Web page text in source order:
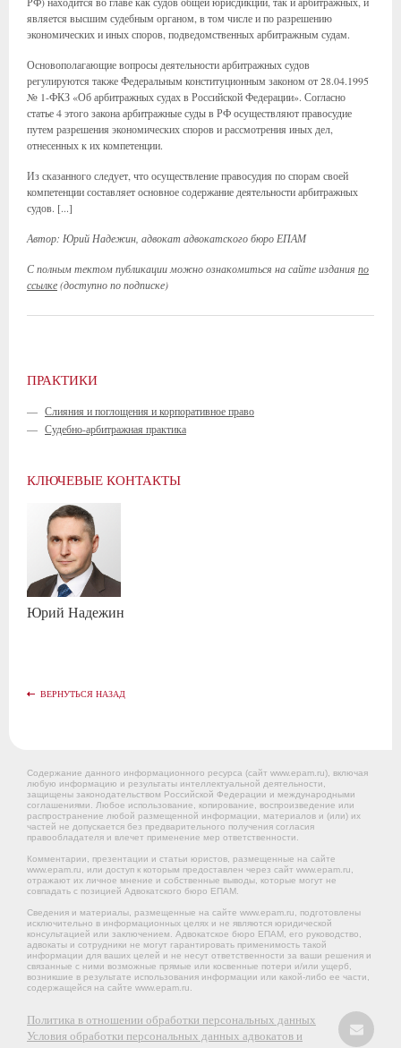
является высшим судебным органом, в том числе и по разрешению
экономических и иных споров, подведомственных арбитражным судам.
Основополагающие вопросы деятельности арбитражных судов
регулируются также Федеральным конституционным законом от 28.04.1995
№ 1-ФКЗ «Об арбитражных судах в Российской Федерации». Согласно
статье 4 этого закона арбитражные суды в РФ осуществляют правосудие
путем разрешения экономических споров и рассмотрения иных дел,
отнесенных к их компетенции.
Из сказанного следует, что осуществление правосудия по спорам своей
компетенции составляет основное содержание деятельности арбитражных
судов. [...]
Автор: Юрий Надежин, адвокат адвокатского бюро ЕПАМ
С полным тектом публикации можно ознакомиться на сайте издания по
ссылке(доступно по подписке)
ПРАКТИКИ
— Слияния и поглощения и корпоративное право
— Судебно-арбитражная практика
КЛЮЧЕВЫЕ КОНТАКТЫ
Юрий Надежин
ВЕРНУТЬСЯ НАЗАД
Содержание данного информационного ресурса (сайт www.epam.ru), включая
любую информацию и результаты интеллектуальной деятельности,
защищены законодательством Российской Федерации и международными
соглашениями. Любое использование, копирование, воспроизведение или
распространение любой размещенной информации, материалов и (или) их
частей не допускается без предварительного получения согласия
правообладателя и влечет применение мер ответственности.
Комментарии, презентации и статьи юристов, размещенные на сайте
www.epam.ru, или доступ к которым предоставлен через сайт www.epam.ru,
отражают их личное мнение и собственные выводы, которые могут не
совпадать с позицией Адвокатского бюро ЕПАМ.
Сведения и материалы, размещенные на сайте www.epam.ru, подготовлены
исключительно в информационных целях и не являются юридической
консультацией или заключением. Адвокатское бюро ЕПАМ, его руководство,
адвокаты и сотрудники не могут гарантировать применимость такой
информации для ваших целей и не несут ответственности за ваши решения и
связанные с ними возможные прямые или косвенные потери и/или ущерб,
возникшие в результате использования информации или какой-либо ее части,
содержащейся на сайте www.epam.ru.
Политика в отношении обработки персональных данных
Условия обработки персональных данных адвокатов и